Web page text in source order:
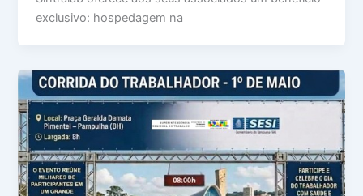
exclusivo: hospedagem na